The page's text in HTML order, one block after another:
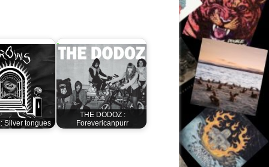
Silver tongues
THE DODOZ :
Forevericanpurr